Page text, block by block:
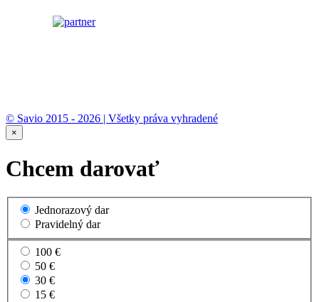
© Savio 2015 - 2026 | Všetky práva vyhradené
×
Chcem darovať
Jednorazový dar
Pravidelný dar
100 €
50 €
30 €
15 €